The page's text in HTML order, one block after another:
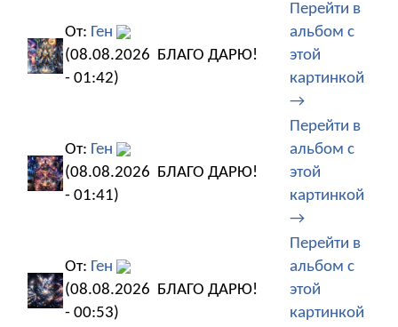
От: Ген
(08.08.2026
- 01:42)
БЛАГО ДАРЮ!
Перейти в
альбом с
этой
картинкой
→
От: Ген
(08.08.2026
- 01:41)
БЛАГО ДАРЮ!
Перейти в
альбом с
этой
картинкой
→
От: Ген
(08.08.2026
- 00:53)
БЛАГО ДАРЮ!
Перейти в
альбом с
этой
картинкой